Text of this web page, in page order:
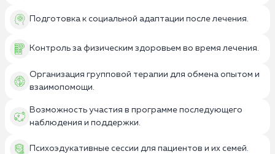
Подготовка к социальной адаптации после лечения.
Контроль за физическим здоровьем во время лечения.
Организация групповой терапии для обмена опытом и
взаимопомощи.
Возможность участия в программе последующего
наблюдения и поддержки.
Психоэдукативные сессии для пациентов и их семей.